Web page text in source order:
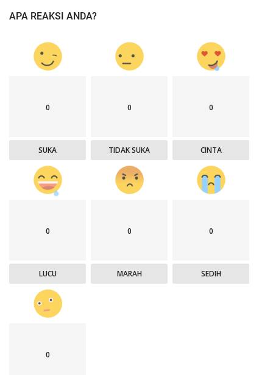
APA REAKSI ANDA?
0
SUKA
0
TIDAK SUKA
0
CINTA
0
LUCU
0
MARAH
0
SEDIH
0